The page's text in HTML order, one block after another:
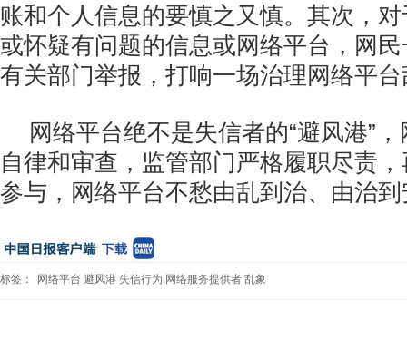
账和个人信息的要慎之又慎。其次，
或怀疑有问题的信息或网络平台，网
有关部门举报，打响一场治理网络平
网络平台绝不是失信者的“避风港”
自律和审查，监管部门严格履职尽责
参与，网络平台不愁由乱到治、由治
标签： 网络平台 避风港 失信行为 网络服务提供者 乱象